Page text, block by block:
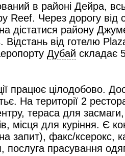
в районі Дейра,
Reef. Через дорогу від
дістатися району
Відстань від готелю
Дубай складає
працює цілодобово.
На території 2
тераса для засмаги,
місця для куріння. Є
запит), факс/ксерокс,
послуга прасування